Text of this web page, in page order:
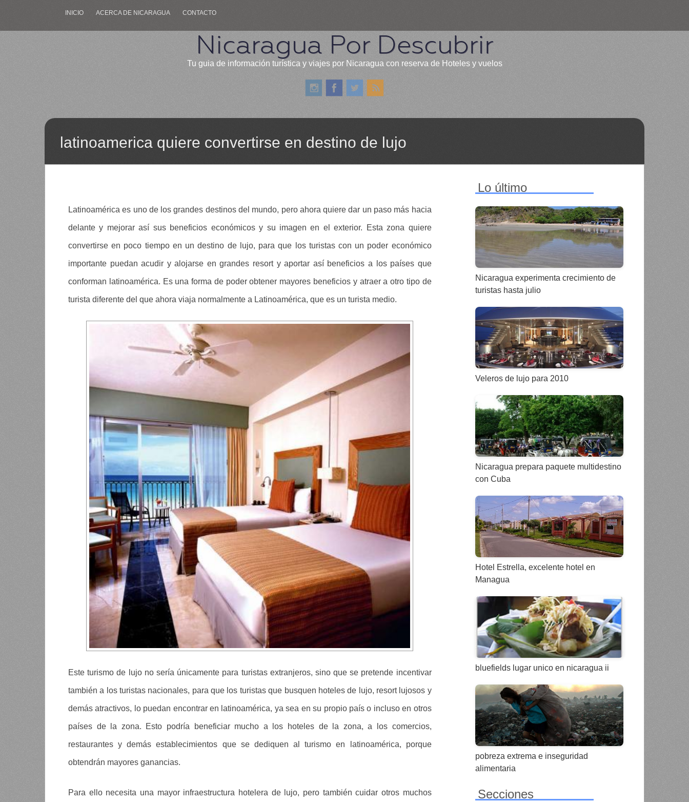
INICIO ACERCA DE NICARAGUA CONTACTO
Nicaragua Por Descubrir
Tu guia de información turística y viajes por Nicaragua con reserva de Hoteles y vuelos
latinoamerica quiere convertirse en destino de lujo
Latinoamérica es uno de los grandes destinos del mundo, pero ahora quiere dar un paso más hacia
delante y mejorar así sus beneficios económicos y su imagen en el exterior. Esta zona quiere
convertirse en poco tiempo en un destino de lujo, para que los turistas con un poder económico
importante puedan acudir y alojarse en grandes resort y aportar así beneficios a los países que
conforman latinoamérica. Es una forma de poder obtener mayores beneficios y atraer a otro tipo de
turista diferente del que ahora viaja normalmente a Latinoamérica, que es un turista medio.
Este turismo de lujo no sería únicamente para turistas extranjeros, sino que se pretende incentivar
también a los turistas nacionales, para que los turistas que busquen hoteles de lujo, resort lujosos y
demás atractivos, lo puedan encontrar en latinoamérica, ya sea en su propio país o incluso en otros
países de la zona. Esto podría beneficiar mucho a los hoteles de la zona, a los comercios,
restaurantes y demás establecimientos que se dediquen al turismo en latinoamérica, porque
obtendrán mayores ganancias.
Para ello necesita una mayor infraestructura hotelera de lujo, pero también cuidar otros muchos
Lo último
Nicaragua experimenta crecimiento de
turistas hasta julio
Veleros de lujo para 2010
Nicaragua prepara paquete multidestino
con Cuba
Hotel Estrella, excelente hotel en
Managua
bluefields lugar unico en nicaragua ii
pobreza extrema e inseguridad
alimentaria
Secciones